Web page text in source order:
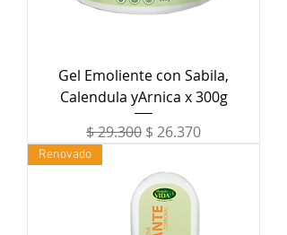
Gel Emoliente con Sabila,
Calendula yArnica x 300g
Precio
$ 29.300 Precio de oferta
$ 26.370
Renovado